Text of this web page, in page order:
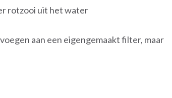
rotzooi uit het water
aan een eigengemaakt filter, maar